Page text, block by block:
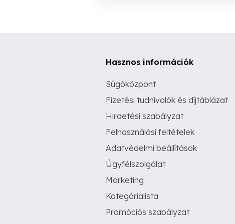
Hasznos információk
Súgóközpont
Fizetési tudnivalók és díjtáblázat
Hirdetési szabályzat
Felhasználási feltételek
Adatvédelmi beállítások
Ügyfélszolgálat
Marketing
Kategórialista
Promóciós szabályzat